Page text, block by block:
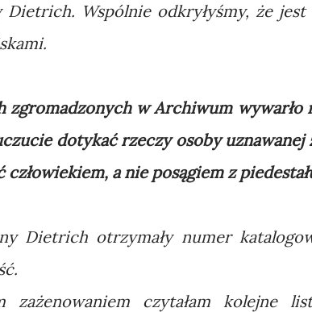
Wspólnie odkryłyśmy, że jest
w Archiwum wywarło
dotykać rzeczy osoby uznawanej
a nie posągiem z
Dietrich otrzymały numer
zażenowaniem czytałam kolejne